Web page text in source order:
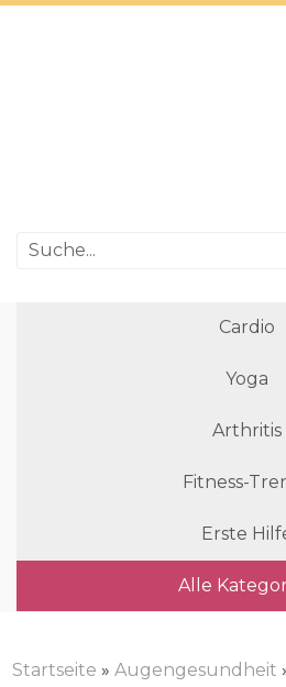
Cardio
Yoga
Arthritis
Fitness-
Erste
Alle
Startseite » Augengesundheit